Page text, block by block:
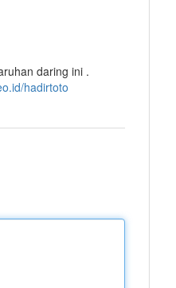
daring ini .
hadirtoto